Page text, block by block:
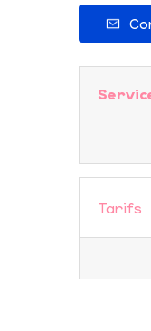
Tarifs